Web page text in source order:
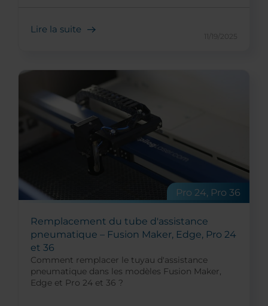
Lire la suite
11/19/2025
Pro 24, Pro 36
Remplacement du tube d'assistance
pneumatique – Fusion Maker, Edge, Pro 24
et 36
Comment remplacer le tuyau d'assistance
pneumatique dans les modèles Fusion Maker,
Edge et Pro 24 et 36 ?